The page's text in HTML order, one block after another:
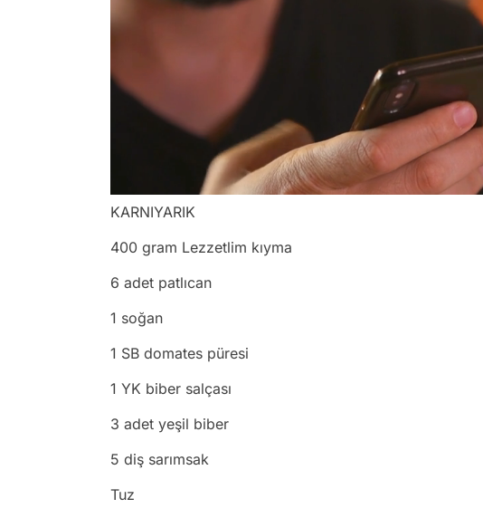
KARNIYARIK
400 gram Lezzetlim kıyma
6 adet patlıcan
1 soğan
1 SB domates püresi
1 YK biber salçası
3 adet yeşil biber
5 diş sarımsak
Tuz